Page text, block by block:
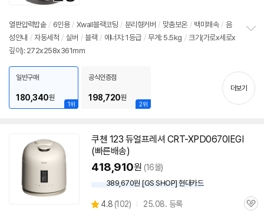
뷰
열판압력밥솥 / 6인용 / Xwall블랙코팅 / 분리형커버 / 맞춤보온 / 백미쾌속 / 음
성안내 / 자동세척 / 실버 / 블랙 / 에너지: 1등급 / 무게: 5.5kg / 크기(가로x세로x
깊이): 272x258x361mm
기
1위
일반구매
180,340원
2위
공식인증점
198,720원
더보기
쿠첸 123 듀얼프레셔 CRT-XPD0670IEGI
(빠른배송)
418,910원 (16몰)
389,670원 [GS SHOP] 현대카드
별
4.8 (상
102) 25.08. 등록
관